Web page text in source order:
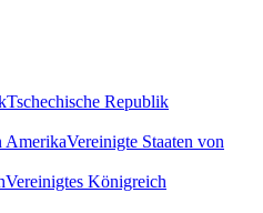
Tschechische Republik
Vereinigte Staaten von
Vereinigtes Königreich